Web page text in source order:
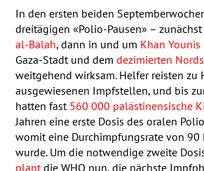
In den ersten beiden
dreitägigen «Polio-Pausen» –
al-Balah, dann in und um Khan Younis
Gaza-Stadt und dem dezimierten
weitgehend wirksam. Helfer reisten zu
ausgewiesenen Impfstellen, und bis
hatten fast 560 000 palästinensische
Jahren eine erste Dosis des oralen
womit eine Durchimpfungsrate von 90
wurde. Um die notwendige zweite
plantdie WHO nun, die nächste